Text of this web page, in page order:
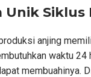
Unik
anjing
waktu
membuahinya.